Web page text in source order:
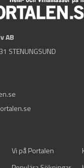
AB
STENUNGSUND
Vi på Portalen